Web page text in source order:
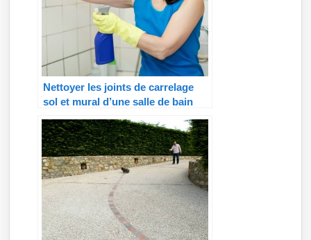
Nettoyer les joints de carrelage
sol et mural d’une salle de bain